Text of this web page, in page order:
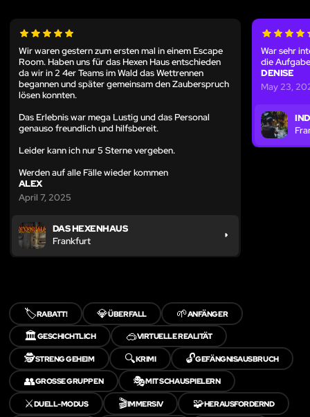
Wir waren gestern zum ersten mal in einem Escape
Room. Haben uns für das Hexen Haus entschieden
da wir in 2 4er Teams im Wald das Wettrennen
begannen und später gemeinsam den Zauberspruch
lösen konnten.
Das Erlebnis war mega Lustig und das Personal
genauso freundlich und hilfsbereit.
Leider kann ich nur 5 Sterne vergeben.
Werden auf alle Fälle wieder kommen
ALEX
April 7, 2025
DAS HEXENHAUS
Frankfurt
War sehr
die
DENISE
May 23,
🏷️RABATT! 💎ÜBERFALL 🌱ANFÄNGER
🏛️GESCHICHTLICH 🥽VIRTUELLE REALITÄT
🕵️STRENG GEHEIM 🔍KRIMI 🔓GEFÄNGNISAUSBRUCH
👥GROSSE GRUPPEN 🎭MIT SCHAUSPIELERN
⚔️DUELL-MODUS 🎬IMMERSIV 🧩HERAUSFORDERND